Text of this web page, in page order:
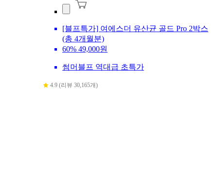
[블프특가] 여에스더 유산균 골드 Pro 2박스
(총 4개월분)
60% 49,000원
썸머블프 역대급 초특가
4.9 (리뷰 30,165개)